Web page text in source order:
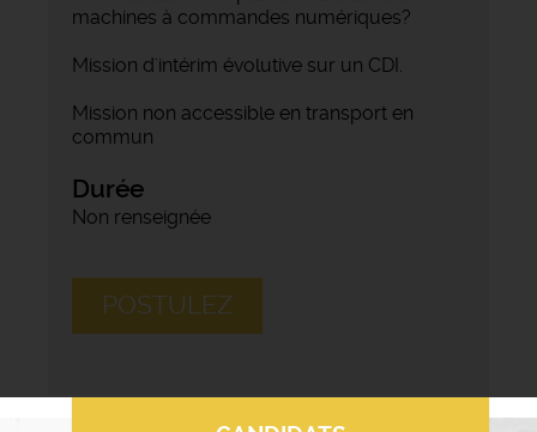
machines à commandes numériques?
Mission d'intérim évolutive sur un CDI.
Mission non accessible en transport en
commun
Durée
Non renseignée
POSTULEZ